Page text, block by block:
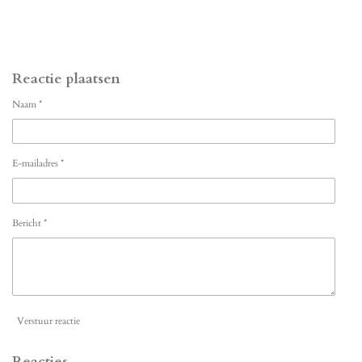
Reactie plaatsen
Naam *
E-mailadres *
Bericht *
Verstuur reactie